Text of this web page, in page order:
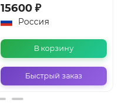
15600 ₽
Россия
В корзину
Быстрый заказ